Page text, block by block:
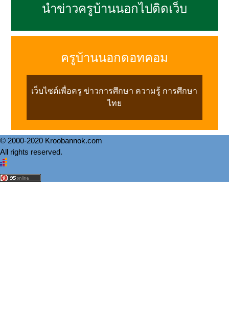
นำข่าวครูบ้านนอกไปติดเว็บ
ครูบ้านนอกดอทคอม
เว็บไซต์เพื่อครู ข่าวการศึกษา ความรู้ การศึกษา
ไทย
© 2000-2020 Kroobannok.com
All rights reserved.